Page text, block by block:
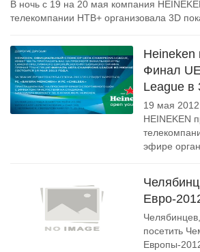
В ночь с 19 на 20 мая компания
телекомпании НТВ+ организовала 3D
Heineken
Финал
League в
19 мая
HEINEKEN
эфире
Евро-
посетить
Европы-